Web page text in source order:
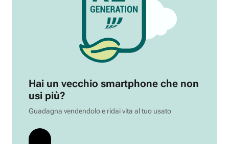
Hai un vecchio smartphone che non
usi più?
Guadagna vendendolo e ridai vita al tuo usato